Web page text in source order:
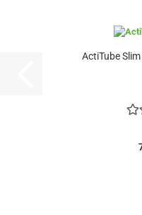
ActiTube